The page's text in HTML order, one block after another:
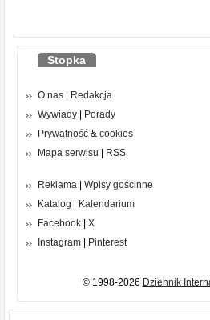
Stopka
O nas
Redakcja
Wywiady
Porady
Prywatność & cookies
Mapa serwisu
RSS
Reklama
Wpisy gościnne
Katalog
Kalendarium
Facebook
X
Instagram
Pinterest
© 1998-2026 Dziennik